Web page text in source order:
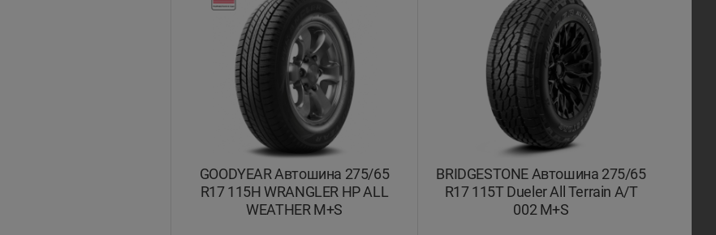
GOODYEAR Автошина 275/65
R17 115H WRANGLER HP ALL
WEATHER M+S
BRIDGESTONE Автошина 275/65
R17 115T Dueler All Terrain A/T
002 M+S